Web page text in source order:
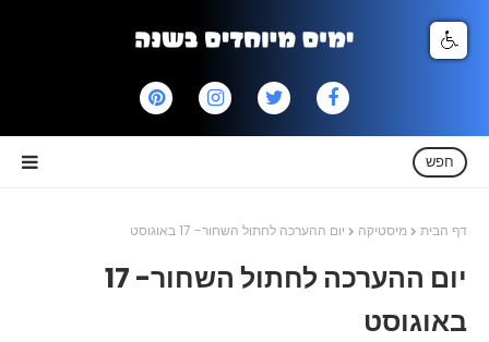
חפש
דף הבית מיסטיקה יום ההערכה לחתול השחור- 17 באוגוסט
יום ההערכה לחתול השחור- 17
באוגוסט